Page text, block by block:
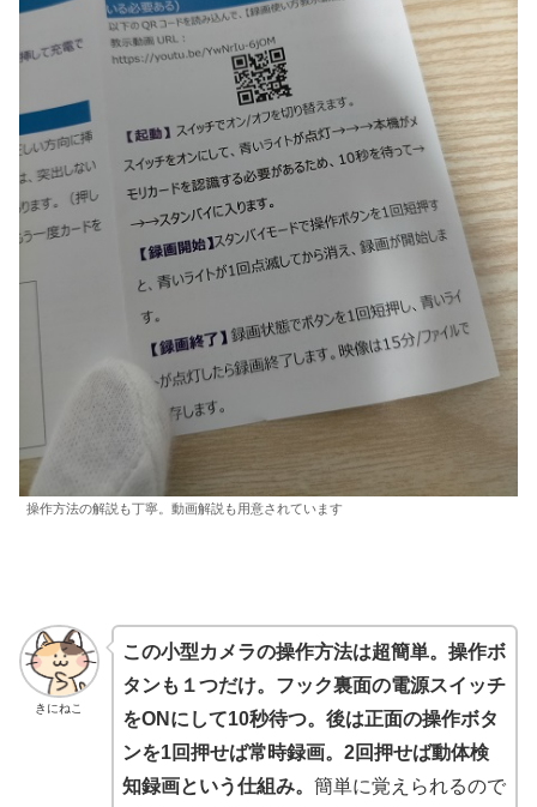
操作方法の解説も丁寧。動画解説も用意されています
きにねこ
この小型カメラの操作方法は超簡単。操作ボ
タンも１つだけ。フック裏面の電源スイッチ
をONにして10秒待つ。後は正面の操作ボタ
ンを1回押せば常時録画。2回押せば動体検
知録画という仕組み。 簡単に覚えられるので